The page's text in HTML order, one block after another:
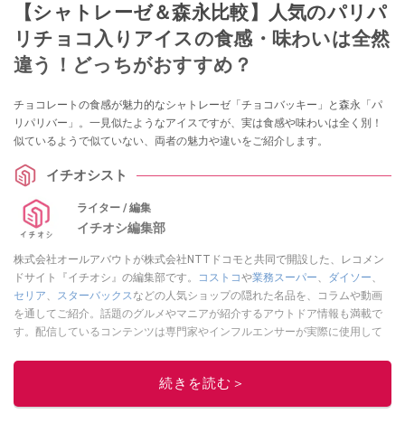
【シャトレーゼ＆森永比較】人気のパリパ
リチョコ入りアイスの食感・味わいは全然
違う！どっちがおすすめ？
チョコレートの食感が魅力的なシャトレーゼ「チョコバッキー」と森永「パ
リパリバー」。一見似たようなアイスですが、実は食感や味わいは全く別！
似ているようで似ていない、両者の魅力や違いをご紹介します。
イチオシスト
ライター / 編集
イチオシ編集部
株式会社オールアバウトが株式会社NTTドコモと共同で開設した、レコメン
ドサイト『イチオシ』の編集部です。
コストコや業務スーパー、 ダイソー、
セリア、 スターバックスなどの人気ショップの隠れた名品を、コラムや動画
を通してご紹介。話題のグルメやマニアが紹介するアウトドア情報も満載で
す。配信しているコンテンツは専門家やインフルエンサーが実際に使用して
ニュースでフォロー
続きを読む＞